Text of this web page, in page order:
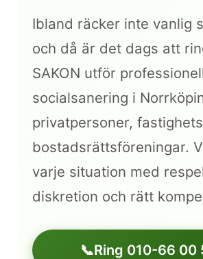
Ibland räcker inte vanlig
och då är det dags att
SAKON utför
socialsanering i
privatpersoner,
bostadsrättsföreningar.
varje situation med
diskretion och rätt
📞Ring 010-66 00